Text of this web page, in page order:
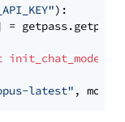
):
= getpass.getpass(
init_chat_model
latest" ,